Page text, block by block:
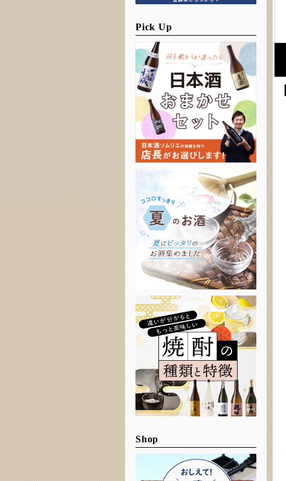
Pick Up
Shop